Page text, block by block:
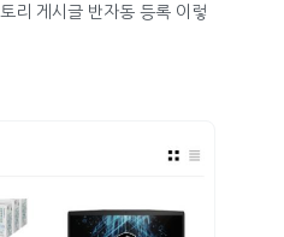
리 게시글 반자동 등록 이렇